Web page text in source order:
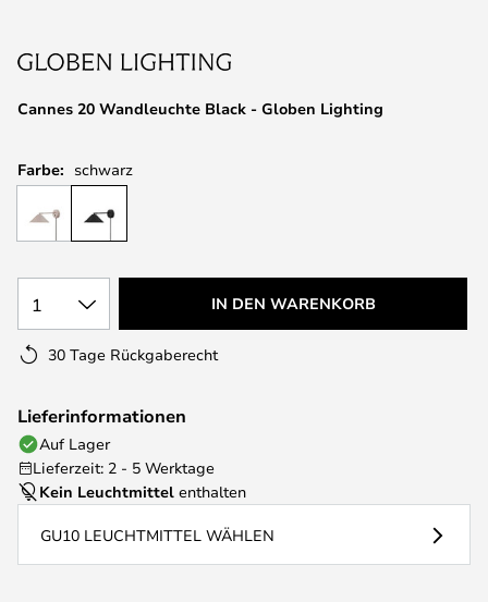
Cannes 20 Wandleuchte Black - Globen Lighting
Farbe: schwarz
1 IN DEN WARENKORB
30 Tage Rückgaberecht
Lieferinformationen
Auf Lager
Lieferzeit: 2 - 5 Werktage
Kein Leuchtmittel enthalten
GU10 LEUCHTMITTEL WÄHLEN